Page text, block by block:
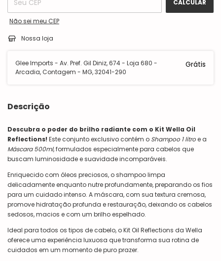
CALCULAR
Não sei meu CEP
Nossa loja
Glee Imports - Av. Pref. Gil Diniz, 674 - Loja 680 -
Arcadia, Contagem - MG, 32041-290
Grátis
Descrição
Descubra o poder do brilho radiante com o Kit Wella Oil
Reflections! Este conjunto exclusivo contém o Shampoo 1 litroe a
Máscara 500ml, formulados especialmente para cabelos que
buscam luminosidade e suavidade incomparáveis.
Enriquecido com óleos preciosos, o shampoo limpa
delicadamente enquanto nutre profundamente, preparando os fios
para um cuidado intenso. A máscara, com sua textura cremosa,
promove hidratação profunda e restauração, deixando os cabelos
sedosos, macios e com um brilho espelhado.
Ideal para todos os tipos de cabelo, o Kit Oil Reflections da Wella
oferece uma experiência luxuosa que transforma sua rotina de
cuidados em um momento de puro prazer.